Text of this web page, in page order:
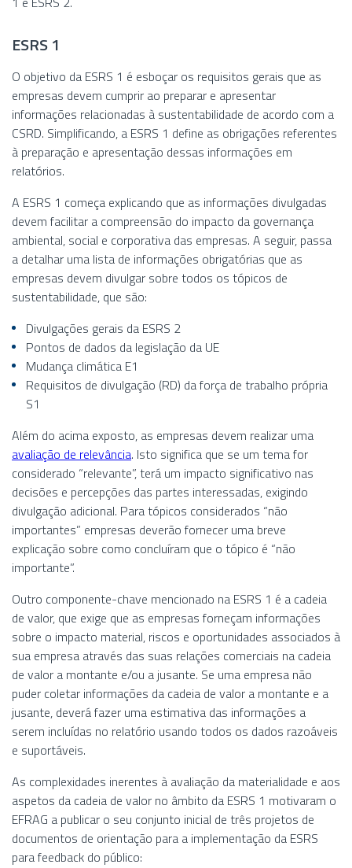
ESRS 1
O objetivo da ESRS 1 é esboçar os requisitos gerais que as
empresas devem cumprir ao preparar e apresentar
informações relacionadas à sustentabilidade de acordo com a
CSRD. Simplificando, a ESRS 1 define as obrigações referentes
à preparação e apresentação dessas informações em
relatórios.
A ESRS 1 começa explicando que as informações divulgadas
devem facilitar a compreensão do impacto da governança
ambiental, social e corporativa das empresas. A seguir, passa
a detalhar uma lista de informações obrigatórias que as
empresas devem divulgar sobre todos os tópicos de
sustentabilidade, que são:
Divulgações gerais da ESRS 2
Pontos de dados da legislação da UE
Mudança climática E1
Requisitos de divulgação (RD) da força de trabalho própria
S1
Além do acima exposto, as empresas devem realizar uma
avaliação de relevância. Isto significa que se um tema for
considerado “relevante”, terá um impacto significativo nas
decisões e percepções das partes interessadas, exigindo
divulgação adicional. Para tópicos considerados “não
importantes” empresas deverão fornecer uma breve
explicação sobre como concluíram que o tópico é “não
importante”.
Outro componente-chave mencionado na ESRS 1 é a cadeia
de valor, que exige que as empresas forneçam informações
sobre o impacto material, riscos e oportunidades associados à
sua empresa através das suas relações comerciais na cadeia
de valor a montante e/ou a jusante. Se uma empresa não
puder coletar informações da cadeia de valor a montante e a
jusante, deverá fazer uma estimativa das informações a
serem incluídas no relatório usando todos os dados razoáveis
e suportáveis.
As complexidades inerentes à avaliação da materialidade e aos
aspetos da cadeia de valor no âmbito da ESRS 1 motivaram o
EFRAG a publicar o seu conjunto inicial de três projetos de
documentos de orientação para a implementação da ESRS
para feedback do público: